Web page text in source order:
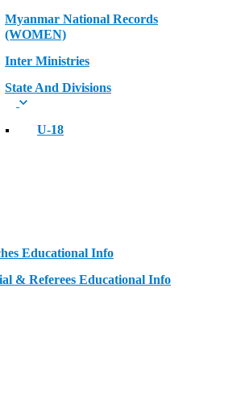
Myanmar National Records
(WOMEN)
Inter Ministries
State And Divisions
U-18
Educational Info
& Referees Educational Info